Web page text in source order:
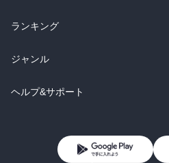
雑誌・グラビア
BL・TL
ラノベ
雑誌・グラビア
BL・TL
総合
ラノベ
雑誌・グラビア
ランキング
総合
ラノベ
ジャンル
コミック
ライトノベル
ヘルプ&サポート
よくあるご質問